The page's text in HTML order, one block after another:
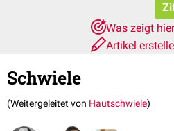
Was zeigt
Artikel
Schwiele
(Weitergeleitet von Hautschwiele)